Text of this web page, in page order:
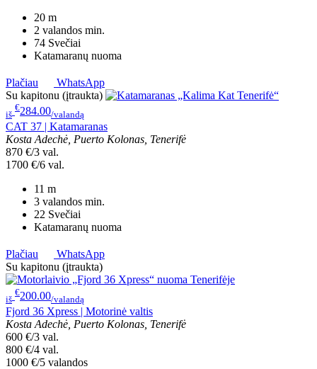
20 m
2 valandos min.
74 Svečiai
Katamaranų nuoma
Plačiau
WhatsApp
Su kapitonu (įtraukta)
iš
€284.00/valandą
CAT 37 | Katamaranas
Kosta Adechė, Puerto Kolonas, Tenerifė
870 €/3 val.
1700 €/6 val.
11 m
3 valandos min.
22 Svečiai
Katamaranų nuoma
Plačiau
WhatsApp
Su kapitonu (įtraukta)
iš
€200.00/valandą
Fjord 36 Xpress | Motorinė valtis
Kosta Adechė, Puerto Kolonas, Tenerifė
600 €/3 val.
800 €/4 val.
1000 €/5 valandos